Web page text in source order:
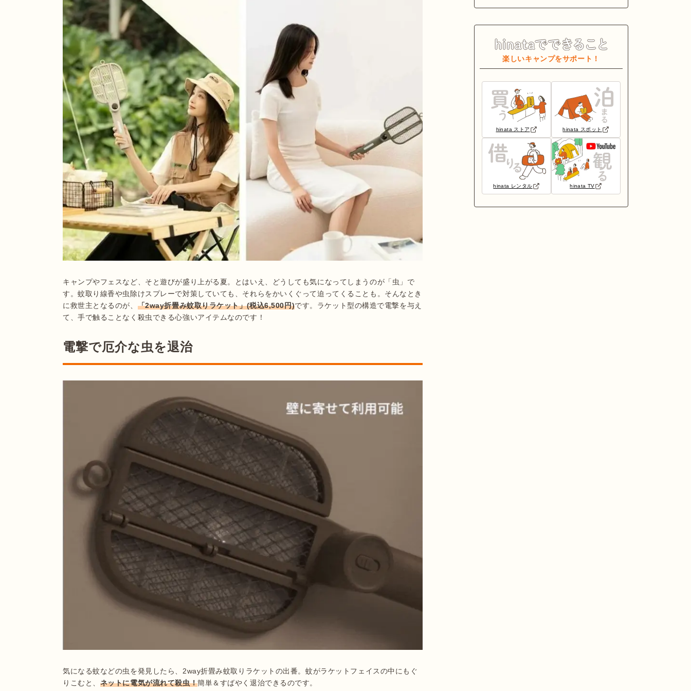
キャンプやフェスなど、そと遊びが盛り上がる夏。とはいえ、どうしても気になってしまうのが「虫」で
す。蚊取り線香や虫除けスプレーで対策していても、それらをかいくぐって迫ってくることも。そんなとき
に救世主となるのが、 「2way折畳み蚊取りラケット」(税込6,500円)です。ラケット型の構造で電撃を与え
て、手で触ることなく殺虫できる心強いアイテムなのです！
電撃で厄介な虫を退治
気になる蚊などの虫を発見したら、2way折畳み蚊取りラケットの出番。蚊がラケットフェイスの中にもぐ
りこむと、 ネットに電気が流れて殺虫！簡単＆すばやく退治できるのです。
楽しいキャンプをサポート！
hinata ストア hinata スポット
hinata レンタル hinata TV